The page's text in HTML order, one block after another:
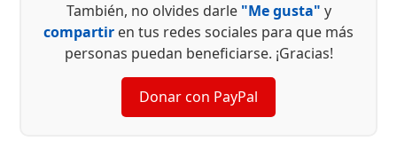
También, no olvides darle "Me gusta" y
compartir en tus redes sociales para que más
personas puedan beneficiarse. ¡Gracias!
Donar con PayPal